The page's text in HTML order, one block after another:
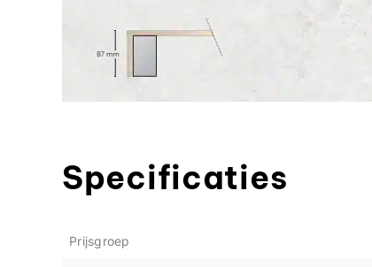
Specificaties
Prijsgroep